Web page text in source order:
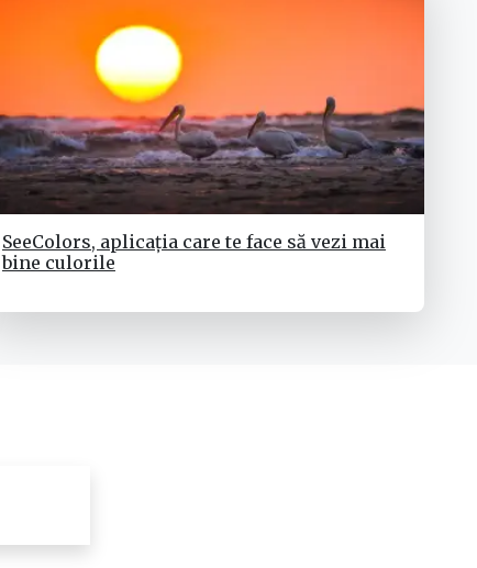
SeeColors, aplicația care te face să vezi mai
bine culorile